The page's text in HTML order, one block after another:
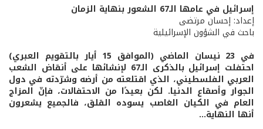
إسرائيل في عامها الـ67 الشعور بنهاية الزمان
إعداد: إحسان مرتضى
باحث في الشؤون الإسرائيلية
في 23 نيسان الماضي (الموافق 15 أيار بالتقويم العبري)
احتفلت إسرائيل بالذكرى الـ67 لإنشائها على أنقاض الشعب
العربي الفلسطيني، الذي اقتلعته من أرضه وشرّدته في دول
الجوار وأصقاع الدنيا. لكن بعيدًا من الاحتفالات، فإنّ المزاج
العام في الكيان الغاصب يسوده القلق، فالجميع يشعرون
أنها النهاية...